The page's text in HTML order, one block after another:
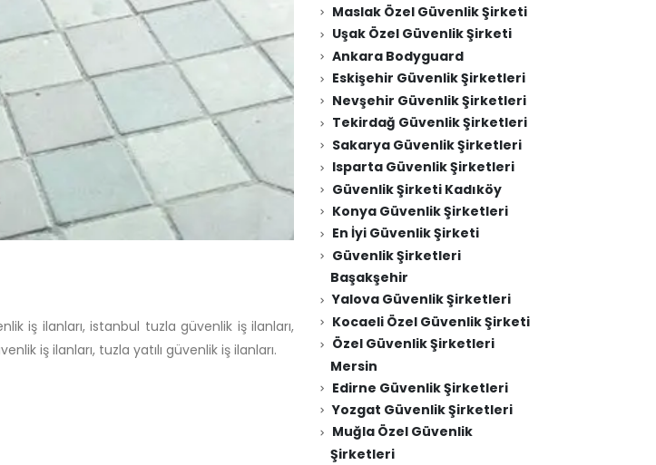
iş ilanları, istanbul tuzla güvenlik iş ilanları,
iş ilanları, tuzla yatılı güvenlik iş ilanları.
Maslak Özel Güvenlik Şirketi
Uşak Özel Güvenlik Şirketi
Ankara Bodyguard
Eskişehir Güvenlik Şirketleri
Nevşehir Güvenlik Şirketleri
Tekirdağ Güvenlik Şirketleri
Sakarya Güvenlik Şirketleri
Isparta Güvenlik Şirketleri
Güvenlik Şirketi Kadıköy
Konya Güvenlik Şirketleri
En İyi Güvenlik Şirketi
Güvenlik Şirketleri
Başakşehir
Yalova Güvenlik Şirketleri
Kocaeli Özel Güvenlik Şirketi
Özel Güvenlik Şirketleri
Mersin
Edirne Güvenlik Şirketleri
Yozgat Güvenlik Şirketleri
Muğla Özel Güvenlik
Şirketleri